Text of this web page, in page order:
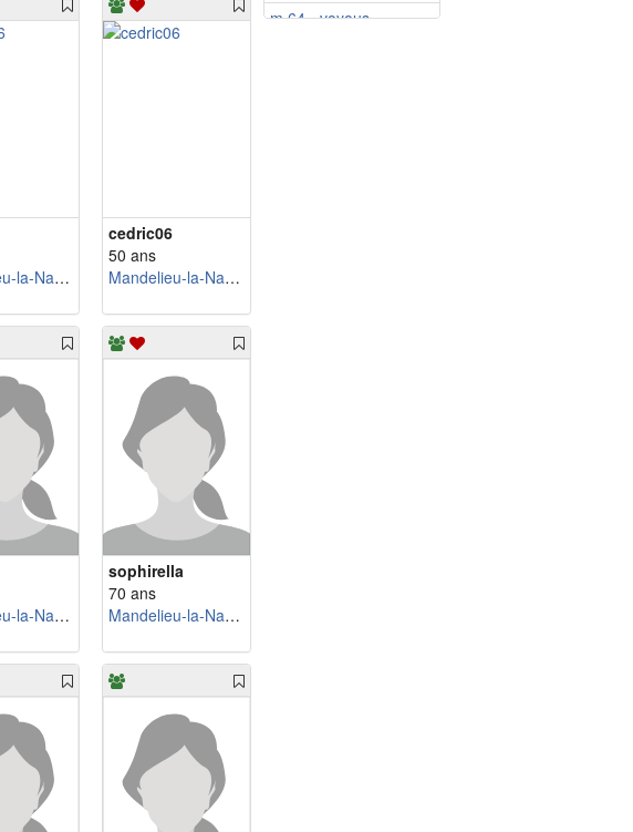
Mandelieu-la-Napoule
cedric06
50 ans
Mandelieu-la-Napoule
Mandelieu-la-Napoule
sophirella
70 ans
Mandelieu-la-Napoule
m 64 - voyous